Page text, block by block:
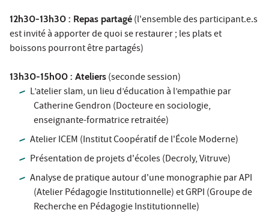
12h30-13h30 : Repas partagé (l'ensemble des participant.e.s
est invité à apporter de quoi se restaurer ; les plats et
boissons pourront être partagés)
13h30-15h00 : Ateliers (seconde session)
L’atelier slam, un lieu d’éducation à l’empathie par
Catherine Gendron (Docteure en sociologie,
enseignante-formatrice retraitée)
Atelier ICEM (Institut Coopératif de l'École Moderne)
Présentation de projets d'écoles (Decroly, Vitruve)
Analyse de pratique autour d'une monographie par API
(Atelier Pédagogie Institutionnelle) et GRPI (Groupe de
Recherche en Pédagogie Institutionnelle)